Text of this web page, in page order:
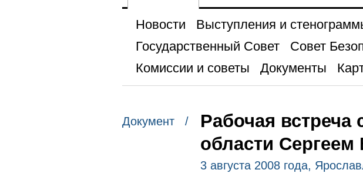
Новости Выступления и
Государственный Совет
Совет
Комиссии и советы
Документы
Документ /
Рабочая встреча
области
3 августа 2008 года,